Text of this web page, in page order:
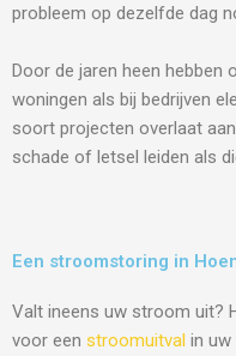
probleem op dezelfde dag
Door de jaren heen hebben
woningen als bij bedrijven
soort projecten overlaat
schade of letsel leiden als
Een stroomstoring in
Valt ineens uw stroom uit?
voor een stroomuitval in uw